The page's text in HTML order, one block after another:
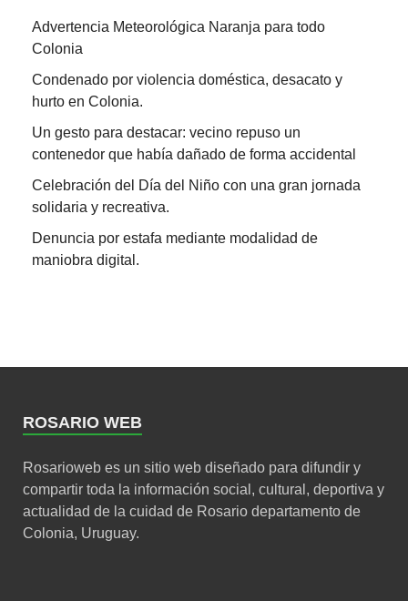
Advertencia Meteorológica Naranja para todo
Colonia
Condenado por violencia doméstica, desacato y
hurto en Colonia.
Un gesto para destacar: vecino repuso un
contenedor que había dañado de forma accidental
Celebración del Día del Niño con una gran jornada
solidaria y recreativa.
Denuncia por estafa mediante modalidad de
maniobra digital.
ROSARIO WEB
Rosarioweb es un sitio web diseñado para difundir y
compartir toda la información social, cultural, deportiva y
actualidad de la cuidad de Rosario departamento de
Colonia, Uruguay.